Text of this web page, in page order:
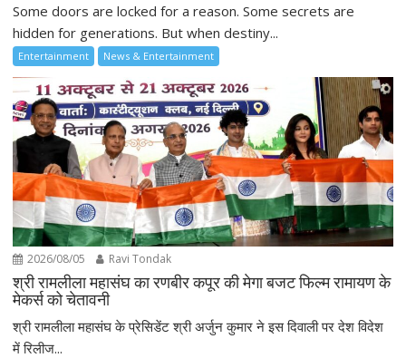
Some doors are locked for a reason. Some secrets are
hidden for generations. But when destiny...
Entertainment News & Entertainment
2026/08/05 Ravi Tondak
श्री रामलीला महासंघ का रणबीर कपूर की मेगा बजट फिल्म रामायण के
मेकर्स को चेतावनी
श्री रामलीला महासंघ के प्रेसिडेंट श्री अर्जुन कुमार ने इस दिवाली पर देश विदेश
में रिलीज...